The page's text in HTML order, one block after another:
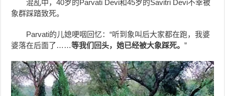
混乱中，40岁的Parvati Devi和45岁的Savitri Devi不幸被
象群踩踏致死。
Parvati的儿媳哽咽回忆：“听到象叫后大家都在跑，我婆
婆落在后面了……等我们回头，她已经被大象踩死。”